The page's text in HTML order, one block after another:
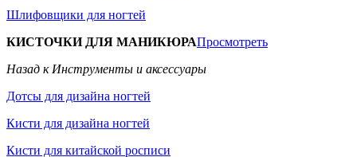
Шлифовщики для ногтей
КИСТОЧКИ ДЛЯ МАНИКЮРАПросмотреть
Назад к Инструменты и аксессуары
Дотсы для дизайна ногтей
Кисти для дизайна ногтей
Кисти для китайской росписи